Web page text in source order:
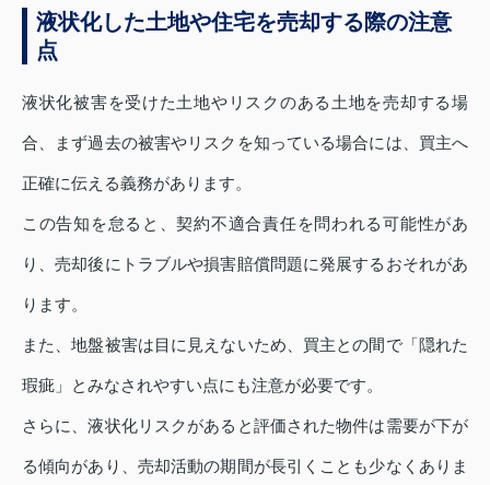
液状化した土地や住宅を売却する際の注意
点
液状化被害を受けた土地やリスクのある土地を売却する場
合、まず過去の被害やリスクを知っている場合には、買主へ
正確に伝える義務があります。
この告知を怠ると、契約不適合責任を問われる可能性があ
り、売却後にトラブルや損害賠償問題に発展するおそれがあ
ります。
また、地盤被害は目に見えないため、買主との間で「隠れた
瑕疵」とみなされやすい点にも注意が必要です。
さらに、液状化リスクがあると評価された物件は需要が下が
る傾向があり、売却活動の期間が長引くことも少なくありま